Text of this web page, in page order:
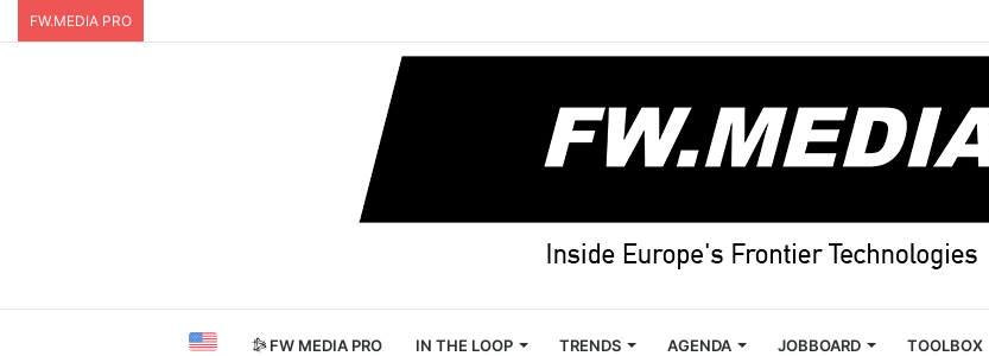
FW.MEDIA PRO
FW MEDIA PRO IN THE LOOP TRENDS AGENDA JOBBOARD TOOLBOX